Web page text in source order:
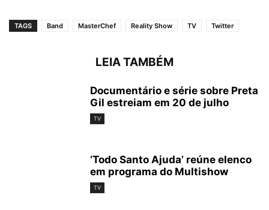
TAGS Band MasterChef Reality Show TV Twitter
LEIA TAMBÉM
Documentário e série sobre Preta
Gil estreiam em 20 de julho
TV
‘Todo Santo Ajuda’ reúne elenco
em programa do Multishow
TV